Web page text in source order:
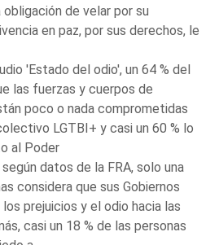
de velar por su
en paz, por sus derechos, le
'Estado del odio', un 64 % del
las fuerzas y cuerpos de
poco o nada comprometidas
LGTBI+ y casi un 60 % lo
al Poder
datos de la FRA, solo una
considera que sus Gobiernos
prejuicios y el odio hacia las
casi un 18 % de las personas